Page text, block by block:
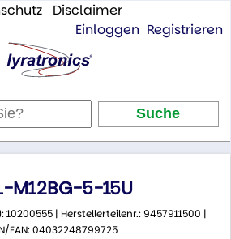
Disclaimer
Einloggen Registrieren
M12BG-5-15U
| Herstellerteilenr.: 9457911500 |
EAN: 04032248799725